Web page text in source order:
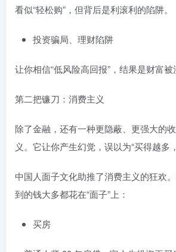
看似“轻松购”，但背后是利滚利的陷阱。
投资骗局、理财陷阱
让你相信“低风险高回报”，结果是财富被
第二把镰刀：消费主义
除了金融，还有一种更隐蔽、更强大的
义。它让你产生幻觉，误以为“买得越多
中国人面子文化助推了消费主义的狂欢
到的钱大多都花在“面子”上：
买房